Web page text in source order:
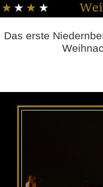
Das erste